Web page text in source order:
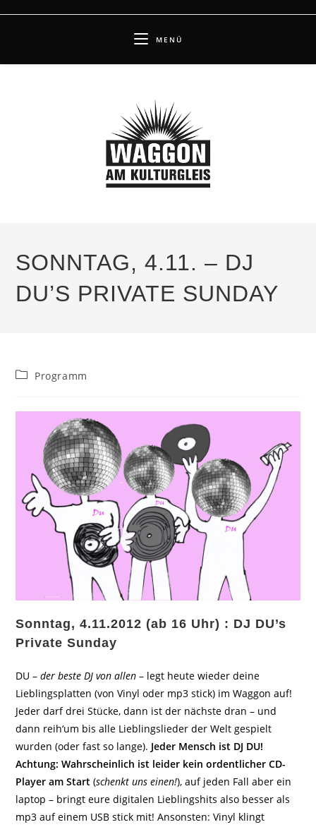
MENÜ
SONNTAG, 4.11. – DJ
DU’S PRIVATE SUNDAY
Beitrags-
Programm
Sonntag, 4.11.2012 (ab 16 Uhr) : DJ DU’s
Private Sunday
DU –der beste DJ von allen – legt heute wieder deine
Lieblingsplatten (von Vinyl oder mp3 stick) im Waggon auf!
Jeder darf drei Stücke, dann ist der nächste dran – und
dann reih‘um bis alle Lieblingslieder der Welt gespielt
wurden (oder fast so lange). Jeder Mensch ist DJ DU!
Achtung: Wahrscheinlich ist leider kein ordentlicher CD-
Player am Start(schenkt uns einen!), auf jeden Fall aber ein
laptop – bringt eure digitalen Lieblingshits also besser als
mp3 auf einem USB stick mit! Ansonsten: Vinyl klingt